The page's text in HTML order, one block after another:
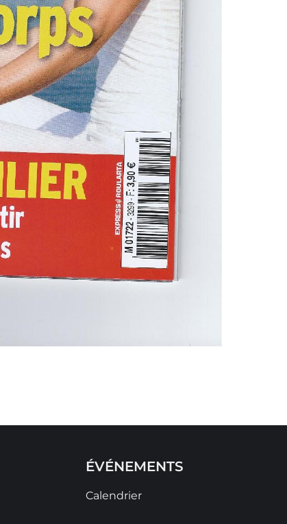
ÉVÉNEMENTS
Calendrier